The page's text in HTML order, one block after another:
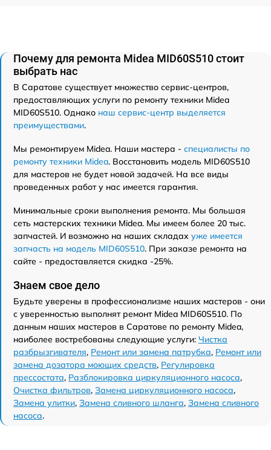
Почему для ремонта Midea MID60S510 стоит
выбрать нас
В Саратове существует множество сервис-центров,
предоставляющих услуги по ремонту техники Midea
MID60S510. Однако наш сервис-центр выделяется
преимуществами.
Мы ремонтируем Midea. Наши мастера - специалисты по
ремонту техники Midea. Восстановить модель MID60S510
для мастеров не будет новой задачей. На все виды
проведенных работ у нас имеется гарантия.
Минимальные сроки выполнения ремонта. Мы большая
сеть мастерских техники Midea. Мы имеем более 20 тыс.
запчастей. И возможно на наших складах уже имеется
запчасть на модель MID60S510. При заказе ремонта на
сайте - предоставляется скидка -25%.
Знаем свое дело
Будьте уверены в профессионализме наших мастеров - они
с уверенностью выполнят ремонт Midea MID60S510. По
данным наших мастеров в Саратове по ремонту Midea,
наиболее востребованы следующие услуги: Чистка
разбрызгивателя, Ремонт или замена патрубка, Ремонт или
замена дозатора моющих средств, Регулировка
прессостата, Разблокировка циркуляционного насоса,
Очистка фильтров, Замена циркуляционного насоса,
Замена улитки, Замена сливного шланга, Замена сливного
насоса.